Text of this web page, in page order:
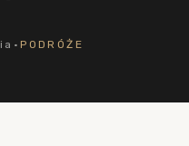
·PODRÓŻE